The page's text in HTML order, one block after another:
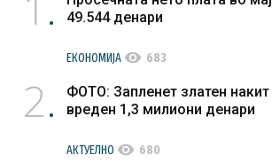
49.544 денари
ЕКОНОМИЈА visibility 683
2
ФОТО: Запленет златен накит
вреден 1,3 милиони денари
АКТУЕЛНО visibility 680